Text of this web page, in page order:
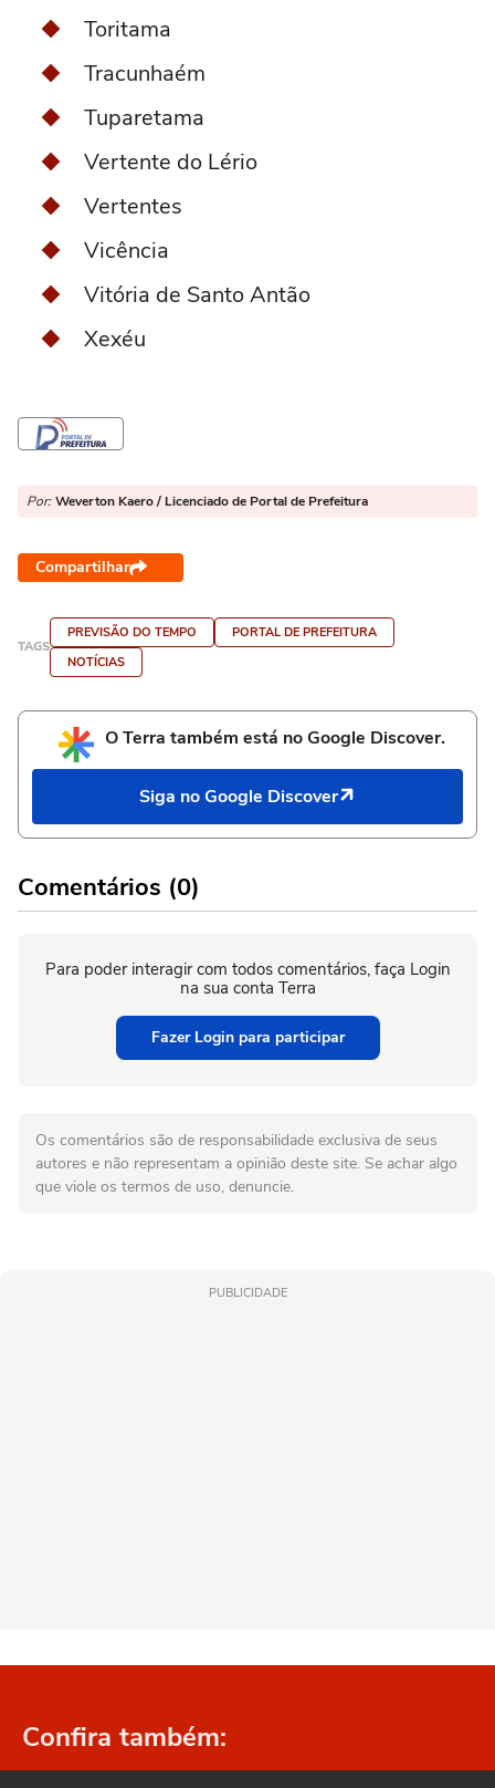
Toritama
Tracunhaém
Tuparetama
Vertente do Lério
Vertentes
Vicência
Vitória de Santo Antão
Xexéu
Por: Weverton Kaero / Licenciado de Portal de Prefeitura
Compartilhar
TAGS
PREVISÃO DO TEMPO
PORTAL DE PREFEITURA
NOTÍCIAS
O Terra também está no Google Discover.
Siga no Google Discover
Comentários (0)
Para poder interagir com todos comentários, faça Login
na sua conta Terra
Fazer Login para participar
Os comentários são de responsabilidade exclusiva de seus
autores e não representam a opinião deste site. Se achar algo
que viole os termos de uso, denuncie.
PUBLICIDADE
Confira também: